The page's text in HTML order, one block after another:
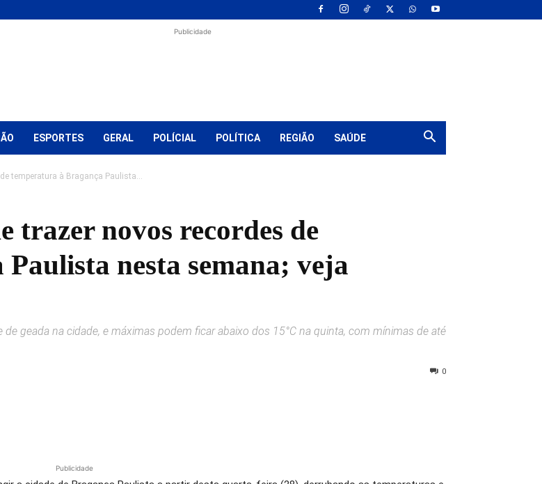
Publicidade
ESPORTES GERAL POLÍCIAL POLÍTICA REGIÃO SAÚDE
temperatura à Bragança Paulista...
trazer novos recordes de
nesta semana; veja
geada na cidade, e máximas podem ficar abaixo dos 15°C na quinta, com mínimas de até
0
Publicidade